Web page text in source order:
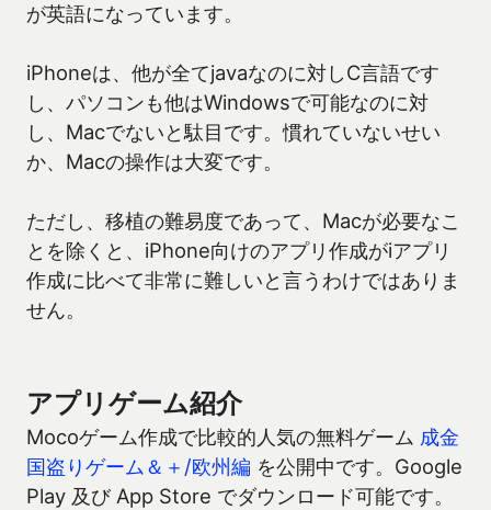
が英語になっています。
iPhoneは、他が全てjavaなのに対しC言語です
し、パソコンも他はWindowsで可能なのに対
し、Macでないと駄目です。慣れていないせい
か、Macの操作は大変です。
ただし、移植の難易度であって、Macが必要なこ
とを除くと、iPhone向けのアプリ作成がiアプリ
作成に比べて非常に難しいと言うわけではありま
せん。
アプリゲーム紹介
Mocoゲーム作成で比較的人気の無料ゲーム 成金
国盗りゲーム＆＋/欧州編 を公開中です。Google
Play 及び App Store でダウンロード可能です。